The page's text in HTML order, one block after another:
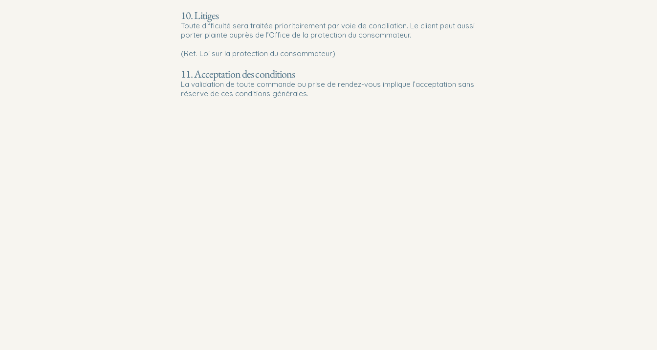
10. Litiges
Toute difficulté sera traitée prioritairement par voie de conciliation. Le client peut aussi
porter plainte auprès de l’Office de la protection du consommateur.
(Ref. Loi sur la protection du consommateur)
11. Acceptation des conditions
La validation de toute commande ou prise de rendez-vous implique l’acceptation sans
réserve de ces conditions générales.